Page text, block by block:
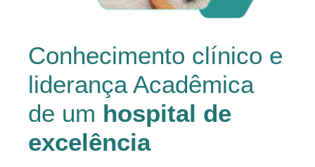
Conhecimento clínico e
liderança Acadêmica
de um hospital de
excelência